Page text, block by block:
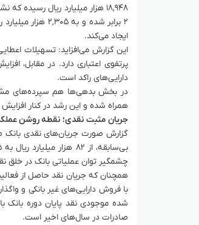
۲ برابر شده و
ایجاد می‌کند.
دارایی‌های راکد است.
همراه شده و این رشد در کنار
جریان مثبت نقدی؛ نقطه روشن
چشمگیر توان عملیاتی بانک در خلق
صادرات در سال‌های اخیر است.